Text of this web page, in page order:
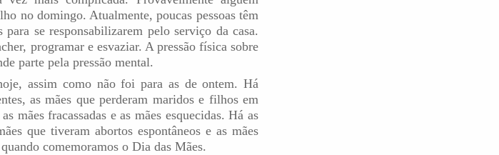
no domingo. Atualmente, poucas pessoas têm
se responsabilizarem pelo serviço da casa.
programar e esvaziar. A pressão física sobre
parte pela pressão mental.
assim como não foi para as de ontem. Há
as mães que perderam maridos e filhos em
mães fracassadas e as mães esquecidas. Há as
que tiveram abortos espontâneos e as mães
comemoramos o Dia das Mães.